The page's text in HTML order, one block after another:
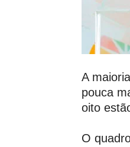
A
pouca
oito
O